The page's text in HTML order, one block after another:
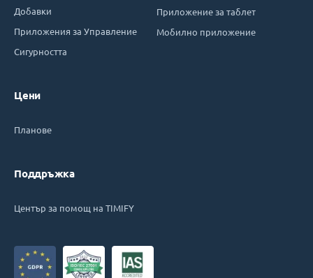
Добавки
Приложения за Управление
Сигурността
Цени
Планове
Поддръжка
Център за помощ на TIMIFY
Приложение за таблет
Мобилно приложение